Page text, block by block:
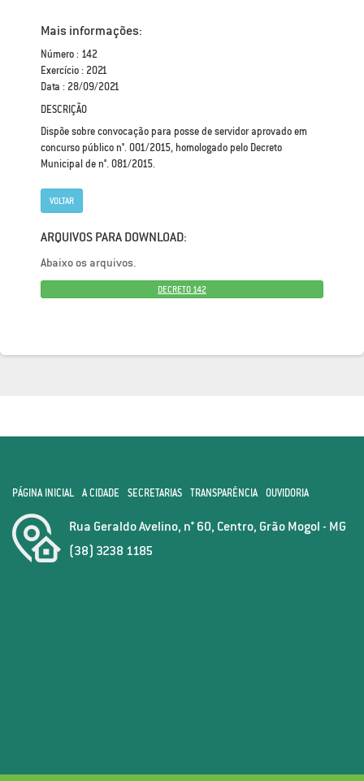
Mais informações:
Número : 142
Exercício : 2021
Data : 28/09/2021
DESCRIÇÃO
Dispõe sobre convocação para posse de servidor aprovado em
concurso público n°. 001/2015, homologado pelo Decreto
Municipal de n°. 081/2015.
VOLTAR
ARQUIVOS PARA DOWNLOAD:
Abaixo os arquivos.
DECRETO 142
PÁGINA INICIAL A CIDADE SECRETARIAS TRANSPARÊNCIA OUVIDORIA
Rua Geraldo Avelino, n° 60, Centro, Grão Mogol - MG
(38) 3238 1185